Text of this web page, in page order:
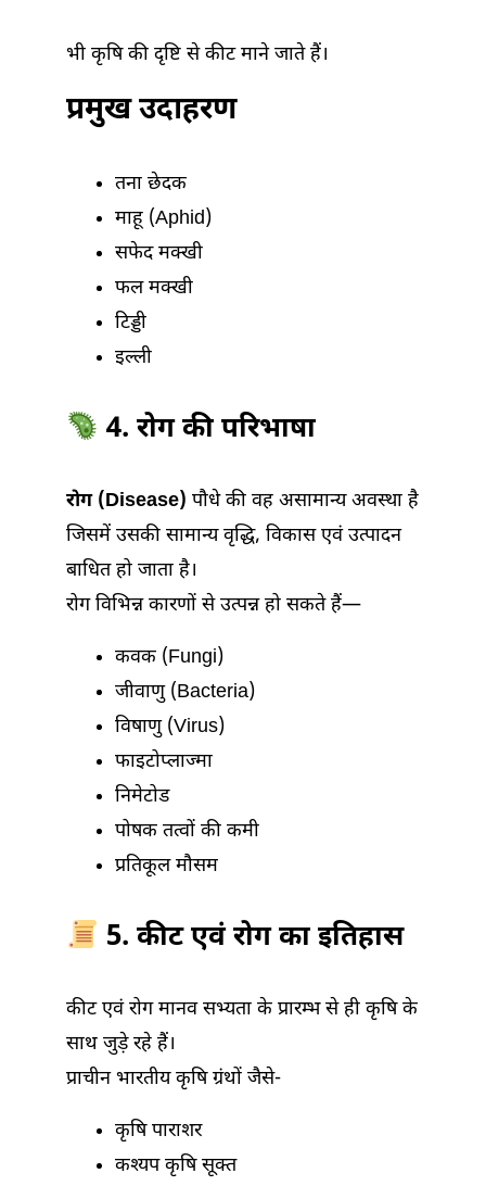
भी कृषि की दृष्टि से कीट माने जाते हैं।
प्रमुख उदाहरण
तना छेदक
माहू (Aphid)
सफेद मक्खी
फल मक्खी
टिड्डी
इल्ली
4. रोग की परिभाषा
रोग (Disease) पौधे की वह असामान्य अवस्था है
जिसमें उसकी सामान्य वृद्धि, विकास एवं उत्पादन
बाधित हो जाता है।
रोग विभिन्न कारणों से उत्पन्न हो सकते हैं—
कवक (Fungi)
जीवाणु (Bacteria)
विषाणु (Virus)
फाइटोप्लाज्मा
निमेटोड
पोषक तत्वों की कमी
प्रतिकूल मौसम
5. कीट एवं रोग का इतिहास
कीट एवं रोग मानव सभ्यता के प्रारम्भ से ही कृषि के
साथ जुड़े रहे हैं।
प्राचीन भारतीय कृषि ग्रंथों जैसे-
कृषि पाराशर
कश्यप कृषि सूक्त